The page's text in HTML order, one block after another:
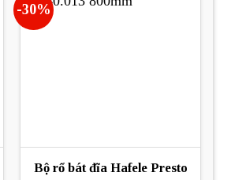
-30%
Bộ rổ bát đĩa Hafele Presto